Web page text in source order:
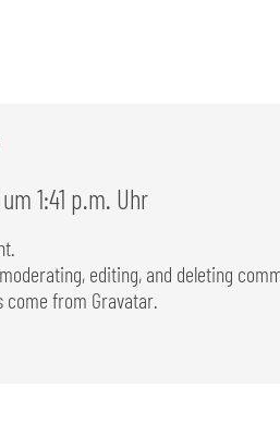
1:41 p.m. Uhr
editing, and deleting
come from Gravatar.